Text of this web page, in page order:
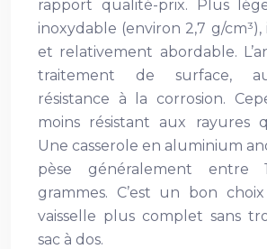
rapport qualité-prix. Plus
inoxydable (environ 2,7 g/cm³),
et relativement abordable.
traitement de surface,
résistance à la corrosion.
moins résistant aux rayures
Une casserole en aluminium
pèse généralement
grammes. C’est un bon
vaisselle plus complet sans
sac à dos.